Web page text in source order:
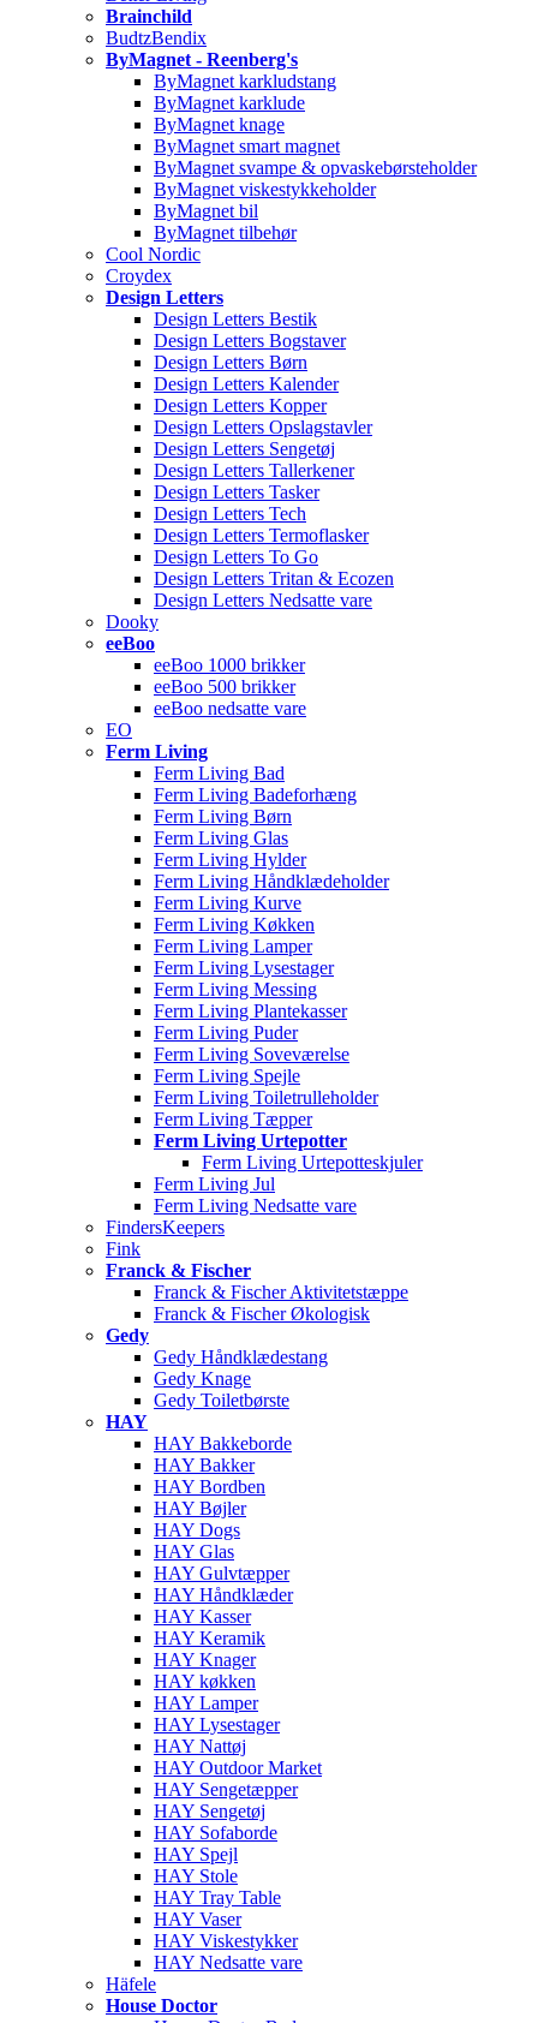
Brainchild
BudtzBendix
ByMagnet - Reenberg's
ByMagnet karkludstang
ByMagnet karklude
ByMagnet knage
ByMagnet smart magnet
ByMagnet svampe & opvaskebørsteholder
ByMagnet viskestykkeholder
ByMagnet bil
ByMagnet tilbehør
Cool Nordic
Croydex
Design Letters
Design Letters Bestik
Design Letters Bogstaver
Design Letters Børn
Design Letters Kalender
Design Letters Kopper
Design Letters Opslagstavler
Design Letters Sengetøj
Design Letters Tallerkener
Design Letters Tasker
Design Letters Tech
Design Letters Termoflasker
Design Letters To Go
Design Letters Tritan & Ecozen
Design Letters Nedsatte vare
Dooky
eeBoo
eeBoo 1000 brikker
eeBoo 500 brikker
eeBoo nedsatte vare
EO
Ferm Living
Ferm Living Bad
Ferm Living Badeforhæng
Ferm Living Børn
Ferm Living Glas
Ferm Living Hylder
Ferm Living Håndklædeholder
Ferm Living Kurve
Ferm Living Køkken
Ferm Living Lamper
Ferm Living Lysestager
Ferm Living Messing
Ferm Living Plantekasser
Ferm Living Puder
Ferm Living Soveværelse
Ferm Living Spejle
Ferm Living Toiletrulleholder
Ferm Living Tæpper
Ferm Living Urtepotter
Ferm Living Urtepotteskjuler
Ferm Living Jul
Ferm Living Nedsatte vare
FindersKeepers
Fink
Franck & Fischer
Franck & Fischer Aktivitetstæppe
Franck & Fischer Økologisk
Gedy
Gedy Håndklædestang
Gedy Knage
Gedy Toiletbørste
HAY
HAY Bakkeborde
HAY Bakker
HAY Bordben
HAY Bøjler
HAY Dogs
HAY Glas
HAY Gulvtæpper
HAY Håndklæder
HAY Kasser
HAY Keramik
HAY Knager
HAY køkken
HAY Lamper
HAY Lysestager
HAY Nattøj
HAY Outdoor Market
HAY Sengetæpper
HAY Sengetøj
HAY Sofaborde
HAY Spejl
HAY Stole
HAY Tray Table
HAY Vaser
HAY Viskestykker
HAY Nedsatte vare
Häfele
House Doctor